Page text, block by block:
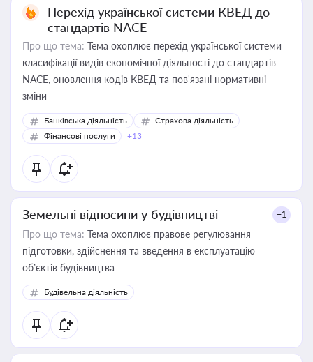
Перехід української системи КВЕД до
стандартів NACE
Про що тема: Тема охоплює перехід української системи
класифікації видів економічної діяльності до стандартів
NACE, оновлення кодів КВЕД та пов'язані нормативні
зміни
Банківська діяльність
Страхова діяльність
Фінансові послуги
+13
Земельні відносини у будівництві +1
Про що тема: Тема охоплює правове регулювання
підготовки, здійснення та введення в експлуатацію
об’єктів будівництва
Будівельна діяльність